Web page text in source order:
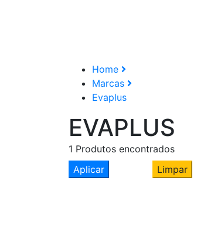
Home
Marcas
Evaplus
EVAPLUS
1 Produtos encontrados
Aplicar
Limpar